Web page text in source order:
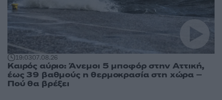
19:0307.08.26
Καιρός αύριο: Άνεμοι 5 μποφόρ στην Αττική,
έως 39 βαθμούς η θερμοκρασία στη χώρα –
Πού θα βρέξει